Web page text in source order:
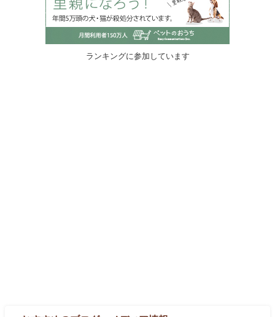
ランキングに参加しています